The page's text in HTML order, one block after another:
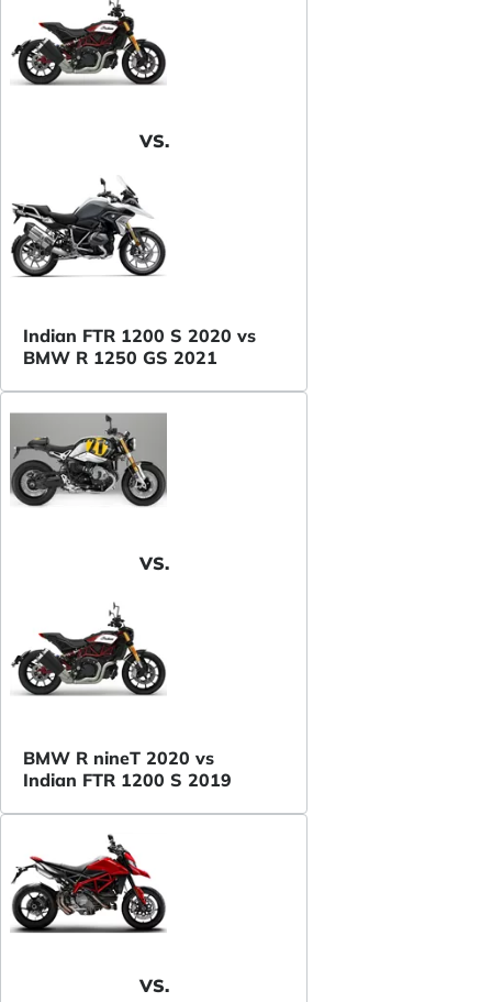
VS.
Indian FTR 1200 S 2020 vs
BMW R 1250 GS 2021
VS.
BMW R nineT 2020 vs
Indian FTR 1200 S 2019
VS.